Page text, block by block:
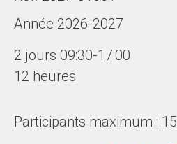
Année 2026-2027
2 jours 09:30-17:00
12 heures
Participants maximum : 15